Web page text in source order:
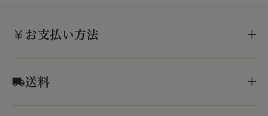
お支払い方法
送料